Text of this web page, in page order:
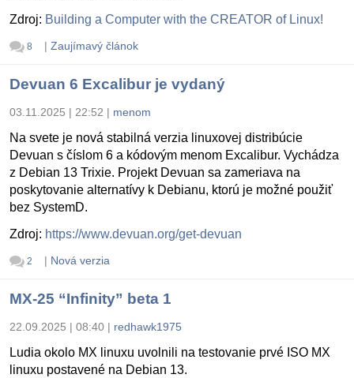
Zdroj: Building a Computer with the CREATOR of Linux!
8 | Zaujímavý článok
Devuan 6 Excalibur je vydaný
03.11.2025 | 22:52 | menom
Na svete je nová stabilná verzia linuxovej distribúcie
Devuan s číslom 6 a kódovým menom Excalibur. Vychádza
z Debian 13 Trixie. Projekt Devuan sa zameriava na
poskytovanie alternatívy k Debianu, ktorú je možné použiť
bez SystemD.
Zdroj: https://www.devuan.org/get-devuan
2 | Nová verzia
MX-25 “Infinity” beta 1
22.09.2025 | 08:40 | redhawk1975
Ludia okolo MX linuxu uvolnili na testovanie prvé ISO MX
linuxu postavené na Debian 13.